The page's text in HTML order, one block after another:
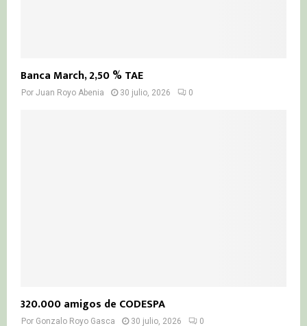
Banca March, 2,50 % TAE
Por Juan Royo Abenia 30 julio, 2026 0
320.000 amigos de CODESPA
Por Gonzalo Royo Gasca 30 julio, 2026 0